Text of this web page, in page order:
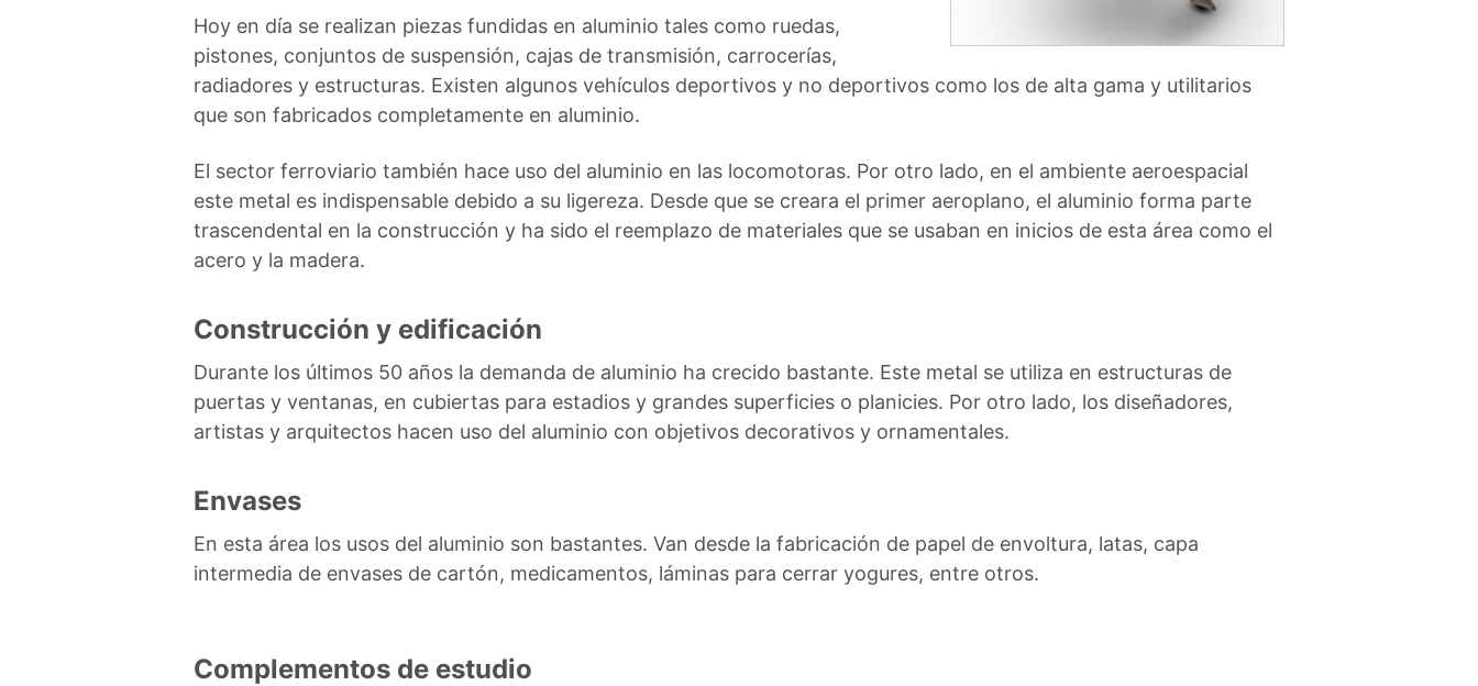
Hoy en día se realizan piezas fundidas en aluminio tales como ruedas,
pistones, conjuntos de suspensión, cajas de transmisión, carrocerías,
radiadores y estructuras. Existen algunos vehículos deportivos y no deportivos como los de alta gama y utilitarios
que son fabricados completamente en aluminio.
El sector ferroviario también hace uso del aluminio en las locomotoras. Por otro lado, en el ambiente aeroespacial
este metal es indispensable debido a su ligereza. Desde que se creara el primer aeroplano, el aluminio forma parte
trascendental en la construcción y ha sido el reemplazo de materiales que se usaban en inicios de esta área como el
acero y la madera.
Construcción y edificación
Durante los últimos 50 años la demanda de aluminio ha crecido bastante. Este metal se utiliza en estructuras de
puertas y ventanas, en cubiertas para estadios y grandes superficies o planicies. Por otro lado, los diseñadores,
artistas y arquitectos hacen uso del aluminio con objetivos decorativos y ornamentales.
Envases
En esta área los usos del aluminio son bastantes. Van desde la fabricación de papel de envoltura, latas, capa
intermedia de envases de cartón, medicamentos, láminas para cerrar yogures, entre otros.
Complementos de estudio